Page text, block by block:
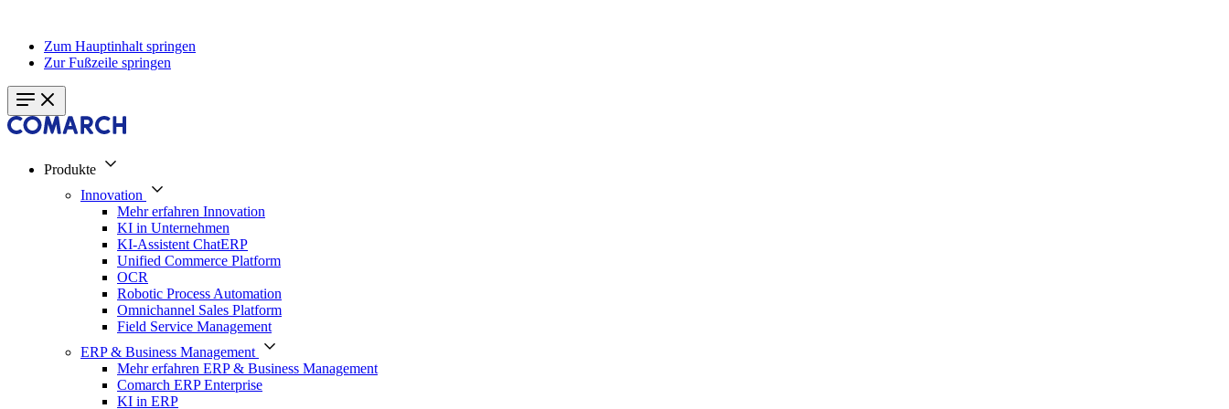
Zum Hauptinhalt springen
Zur Fußzeile springen
Produkte
Innovation
Mehr erfahren Innovation
KI in Unternehmen
KI-Assistent ChatERP
Unified Commerce Platform
OCR
Robotic Process Automation
Omnichannel Sales Platform
Field Service Management
ERP & Business Management
Mehr erfahren ERP & Business Management
Comarch ERP Enterprise
KI in ERP